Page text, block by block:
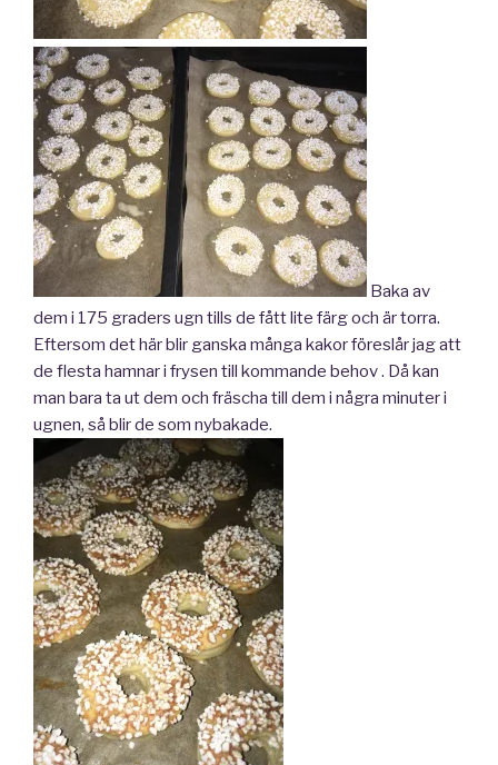
Baka av
dem i 175 graders ugn tills de fått lite färg och är torra.
Eftersom det här blir ganska många kakor föreslår jag att
de flesta hamnar i frysen till kommande behov . Då kan
man bara ta ut dem och fräscha till dem i några minuter i
ugnen, så blir de som nybakade.